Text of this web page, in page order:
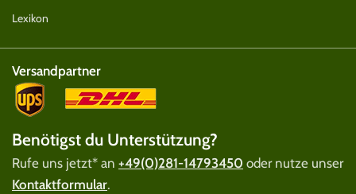
Lexikon
Versandpartner
Benötigst du Unterstützung?
Rufe uns jetzt* an +49(0)281-14793450 oder nutze unser
Kontaktformular.